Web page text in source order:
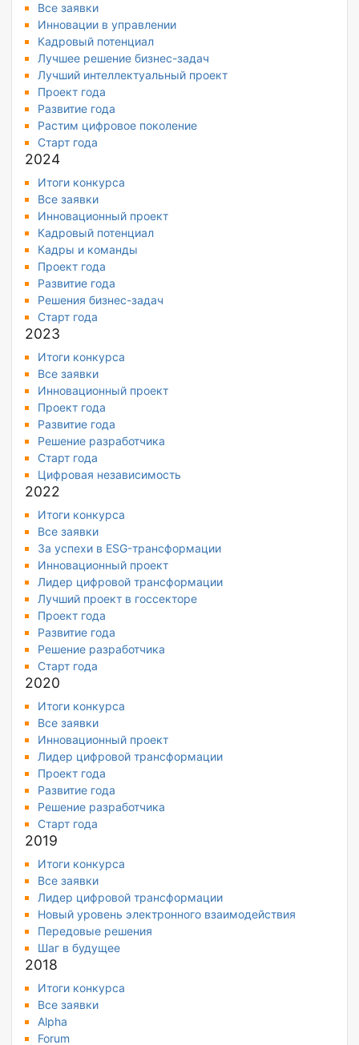
Все заявки
Инновации в управлении
Кадровый потенциал
Лучшее решение бизнес-задач
Лучший интеллектуальный проект
Проект года
Развитие года
Растим цифровое поколение
Старт года
2024
Итоги конкурса
Все заявки
Инновационный проект
Кадровый потенциал
Кадры и команды
Проект года
Развитие года
Решения бизнес-задач
Старт года
2023
Итоги конкурса
Все заявки
Инновационный проект
Проект года
Развитие года
Решение разработчика
Старт года
Цифровая независимость
2022
Итоги конкурса
Все заявки
За успехи в ESG-трансформации
Инновационный проект
Лидер цифровой трансформации
Лучший проект в госсекторе
Проект года
Развитие года
Решение разработчика
Старт года
2020
Итоги конкурса
Все заявки
Инновационный проект
Лидер цифровой трансформации
Проект года
Развитие года
Решение разработчика
Старт года
2019
Итоги конкурса
Все заявки
Лидер цифровой трансформации
Новый уровень электронного взаимодействия
Передовые решения
Шаг в будущее
2018
Итоги конкурса
Все заявки
Alpha
Forum